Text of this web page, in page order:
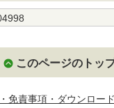
このページのトッ
免責事項・ダウンロード